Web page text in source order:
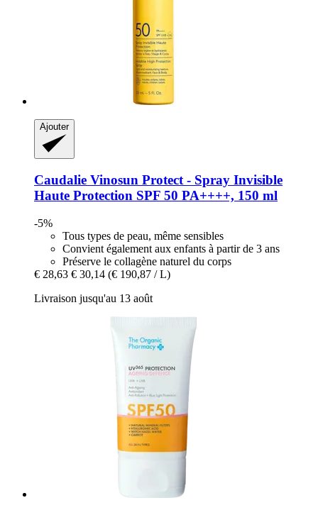
Ajouter
Caudalie Vinosun Protect -​ Spray Invisible
Haute Protection SPF 50 PA++++, 150 ml
-5%
Tous types de peau, même sensibles
Convient également aux enfants à partir de 3 ans
Préserve le collagène naturel du corps
€ 28,63 € 30,14 (€ 190,87 / L)
Livraison jusqu'au 13 août